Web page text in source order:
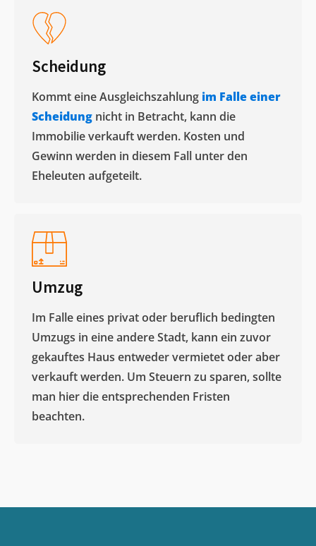
Scheidung
Kommt eine Ausgleichszahlung im Falle einer
Scheidung nicht in Betracht, kann die
Immobilie verkauft werden. Kosten und
Gewinn werden in diesem Fall unter den
Eheleuten aufgeteilt.​
Umzug
Im Falle eines privat oder beruflich bedingten
Umzugs in eine andere Stadt, kann ein zuvor
gekauftes Haus entweder vermietet oder aber
verkauft werden. Um Steuern zu sparen, sollte
man hier die entsprechenden Fristen
beachten.